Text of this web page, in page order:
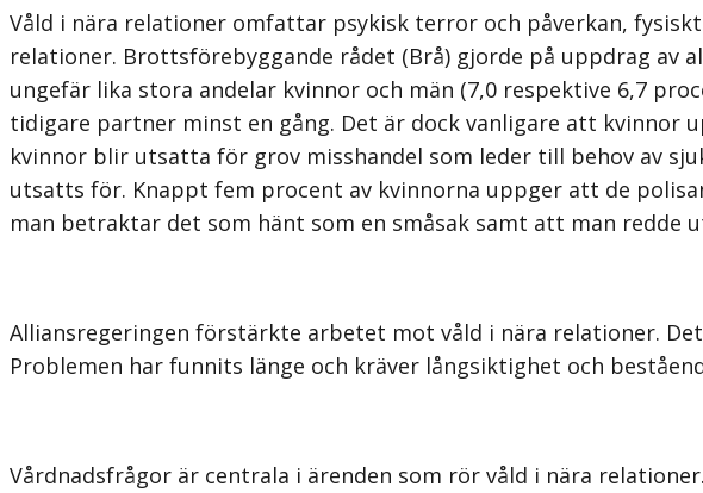
Våld i nära relationer omfattar psykisk terror och påverkan,
relationer. Brottsförebyggande rådet (Brå) gjorde på uppdrag
ungefär lika stora andelar kvinnor och män (7,0 respektive 6,7
tidigare partner minst en gång. Det är dock vanligare att kvinnor
kvinnor blir utsatta för grov misshandel som leder till behov av
utsatts för. Knappt fem procent av kvinnorna uppger att de
man betraktar det som hänt som en småsak samt att man redde
Alliansregeringen förstärkte arbetet mot våld i nära relationer.
Problemen har funnits länge och kräver långsiktighet och
Vårdnadsfrågor är centrala i ärenden som rör våld i nära